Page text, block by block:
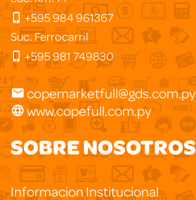
+595 984 961367
Suc. Ferrocarril
+595 981 749830
copemarketfull@gds.com.py
www.copefull.com.py
SOBRE NOSOTROS
Informacion Institucional